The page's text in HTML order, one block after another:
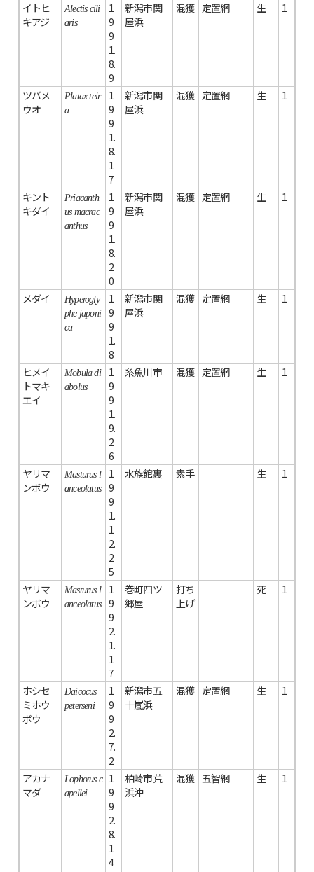
イトヒ
キアジ
Alectis cili
aris
1
9
9
1.
8.
9
新潟市関
屋浜
混獲 定置網 生 1
ツバメ
ウオ
Platax teir
a
1
9
9
1.
8.
1
7
新潟市関
屋浜
混獲 定置網 生 1
キント
キダイ
Priacanth
us macrac
anthus
1
9
9
1.
8.
2
0
新潟市関
屋浜
混獲 定置網 生 1
メダイ
Hyperogly
phe japoni
ca
1
9
9
1.
8
新潟市関
屋浜
混獲 定置網 生 1
ヒメイ
トマキ
エイ
Mobula di
abolus
1
9
9
1.
9.
2
6
糸魚川市 混獲 定置網 生 1
ヤリマ
ンボウ
Masturus l
anceolatus
1
9
9
1.
1
2.
2
5
水族館裏 素手 生 1
ヤリマ
ンボウ
Masturus l
anceolatus
1
9
9
2.
1.
1
7
巻町四ツ
郷屋
打ち
上げ
死 1
ホシセ
ミホウ
ボウ
Daicocus
peterseni
1
9
9
2.
7.
2
新潟市五
十嵐浜
混獲 定置網 生 1
アカナ
マダ
Lophotus c
apellei
1
9
9
2.
8.
1
4
柏崎市荒
浜沖
混獲 五智網 生 1